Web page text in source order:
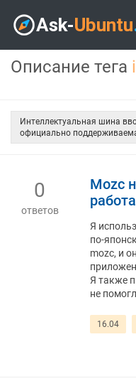
Описание тега
Интеллектуальная шина
официально
0
ответов
Mozc
Я
по-
mozc, и
Я также
не
16.04